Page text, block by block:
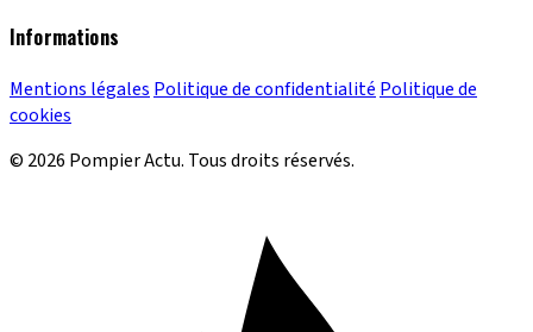
Informations
Mentions légalesPolitique de confidentialitéPolitique de
cookies
© 2026 Pompier Actu. Tous droits réservés.